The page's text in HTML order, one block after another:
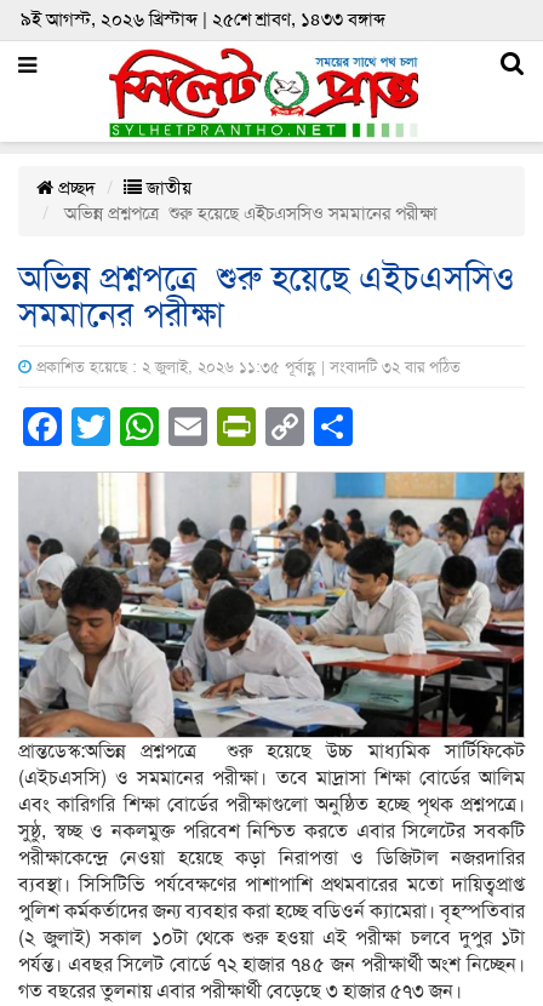
৯ই আগস্ট, ২০২৬ খ্রিস্টাব্দ | ২৫শে শ্রাবণ, ১৪৩৩ বঙ্গাব্দ
প্রচ্ছদ
জাতীয়
অভিন্ন প্রশ্নপত্রে শুরু হয়েছে এইচএসসিও সমমানের পরীক্ষা
অভিন্ন প্রশ্নপত্রে শুরু হয়েছে এইচএসসিও
সমমানের পরীক্ষা
প্রকাশিত হয়েছে : ২ জুলাই, ২০২৬ ১১:৩৫ পূর্বাহ্ণ | সংবাদটি ৩২ বার পঠিত
Facebook
Twitter
WhatsApp
EmailPrintFriendly
Copy
Link
প্রান্তডেস্ক:অভিন্ন প্রশ্নপত্রে শুরু হয়েছে উচ্চ মাধ্যমিক সার্টিফিকেট
(এইচএসসি) ও সমমানের পরীক্ষা। তবে মাদ্রাসা শিক্ষা বোর্ডের আলিম
এবং কারিগরি শিক্ষা বোর্ডের পরীক্ষাগুলো অনুষ্ঠিত হচ্ছে পৃথক প্রশ্নপত্রে।
সুষ্ঠু, স্বচ্ছ ও নকলমুক্ত পরিবেশ নিশ্চিত করতে এবার সিলেটের সবকটি
পরীক্ষাকেন্দ্রে নেওয়া হয়েছে কড়া নিরাপত্তা ও ডিজিটাল নজরদারির
ব্যবস্থা। সিসিটিভি পর্যবেক্ষণের পাশাপাশি প্রথমবারের মতো দায়িত্বপ্রাপ্ত
পুলিশ কর্মকর্তাদের জন্য ব্যবহার করা হচ্ছে বডিওর্ন ক্যামেরা। বৃহস্পতিবার
(২ জুলাই) সকাল ১০টা থেকে শুরু হওয়া এই পরীক্ষা চলবে দুপুর ১টা
পর্যন্ত। এবছর সিলেট বোর্ডে ৭২ হাজার ৭৪৫ জন পরীক্ষার্থী অংশ নিচ্ছেন।
গত বছরের তুলনায় এবার পরীক্ষার্থী বেড়েছে ৩ হাজার ৫৭৩ জন।